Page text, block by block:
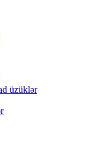
üzüklər